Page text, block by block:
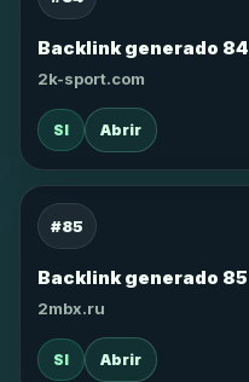
Backlink generado 84
2k-sport.com
SI Abrir
#85
Backlink generado 85
2mbx.ru
SI Abrir